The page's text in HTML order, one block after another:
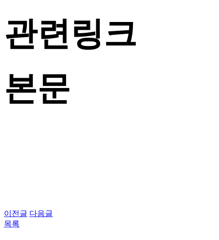
관련링크
본문
이전글 다음글
목록